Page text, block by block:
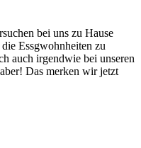
bei uns zu Hause
Essgwohnheiten zu
auch irgendwie bei unseren
Das merken wir jetzt